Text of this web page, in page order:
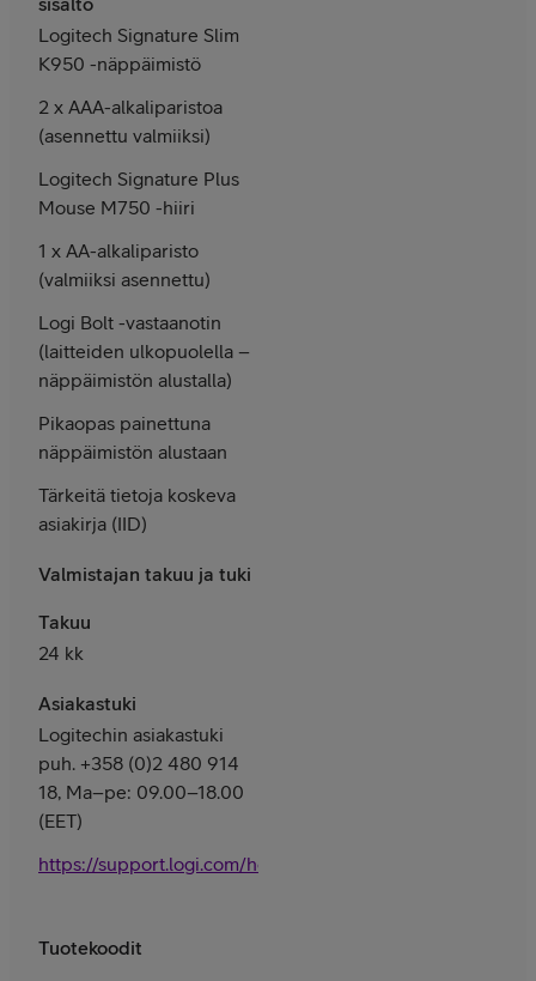
Logitech Signature Slim
K950 -näppäimistö
2 x AAA-alkaliparistoa
(asennettu valmiiksi)
Logitech Signature Plus
Mouse M750 -hiiri
1 x AA-alkaliparisto
(valmiiksi asennettu)
Logi Bolt -vastaanotin
(laitteiden ulkopuolella –
näppäimistön alustalla)
Pikaopas painettuna
näppäimistön alustaan
Tärkeitä tietoja koskeva
asiakirja (IID)
Valmistajan takuu ja tuki
Takuu
24 kk
Asiakastuki
Logitechin asiakastuki
puh. +358 (0)2 480 914
18, Ma–pe: 09.00–18.00
(EET)
https://support.logi.com/hc/fi/
Tuotekoodit